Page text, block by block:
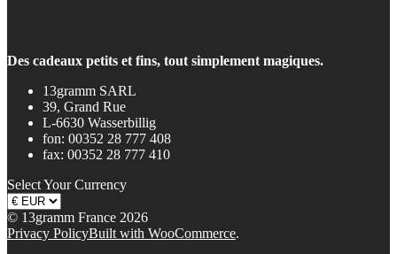
Des cadeaux petits et fins, tout simplement magiques.
13gramm SARL
39, Grand Rue
L-6630 Wasserbillig
fon: 00352 28 777 408
fax: 00352 28 777 410
Select Your Currency
© 13gramm France 2026
Privacy PolicyBuilt with WooCommerce.